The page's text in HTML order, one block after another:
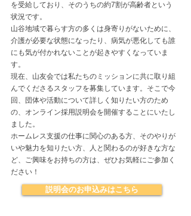
を受給しており、そのうちの約7割が高齢者という
状況です。
山谷地域で暮らす方の多くは身寄りがないために、
介護が必要な状態になったり、病気が悪化しても誰
にも気が付かれないことが起きやすくなっていま
す。
現在、山友会では私たちのミッションに共に取り組
んでくださるスタッフを募集しています。そこで今
回、団体や活動について詳しく知りたい方のため
の、オンライン採用説明会を開催することにいたし
ました。
ホームレス支援の仕事に関心のある方、そのやりが
いや魅力を知りたい方、人と関わるのが好きな方な
ど、ご興味をお持ちの方は、ぜひお気軽にご参加く
ださい！
説明会のお申込みはこちら